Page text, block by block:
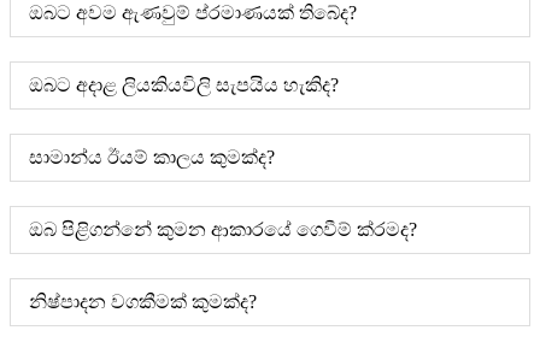
ඔබට අවම ඇණවුම් ප්රමාණයක් තිබේද?
ඔබට අදාළ ලියකියවිලි සැපයිය හැකිද?
සාමාන්ය ඊයම් කාලය කුමක්ද?
ඔබ පිළිගන්නේ කුමන ආකාරයේ ගෙවීම් ක්රමද?
නිෂ්පාදන වගකීමක් කුමක්ද?